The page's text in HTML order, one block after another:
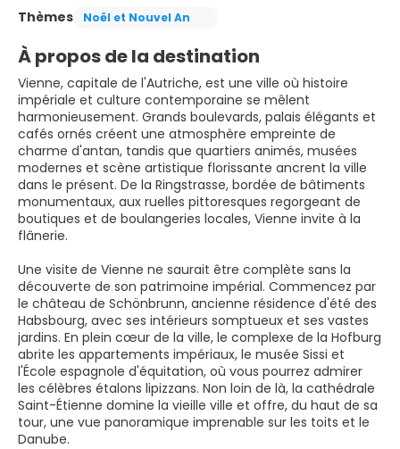
Thèmes
Noël et Nouvel An
À propos de la destination
Vienne, capitale de l'Autriche, est une ville où histoire
impériale et culture contemporaine se mêlent
harmonieusement. Grands boulevards, palais élégants et
cafés ornés créent une atmosphère empreinte de
charme d'antan, tandis que quartiers animés, musées
modernes et scène artistique florissante ancrent la ville
dans le présent. De la Ringstrasse, bordée de bâtiments
monumentaux, aux ruelles pittoresques regorgeant de
boutiques et de boulangeries locales, Vienne invite à la
flânerie.
Une visite de Vienne ne saurait être complète sans la
découverte de son patrimoine impérial. Commencez par
le château de Schönbrunn, ancienne résidence d'été des
Habsbourg, avec ses intérieurs somptueux et ses vastes
jardins. En plein cœur de la ville, le complexe de la Hofburg
abrite les appartements impériaux, le musée Sissi et
l'École espagnole d'équitation, où vous pourrez admirer
les célèbres étalons lipizzans. Non loin de là, la cathédrale
Saint-Étienne domine la vieille ville et offre, du haut de sa
tour, une vue panoramique imprenable sur les toits et le
Danube.